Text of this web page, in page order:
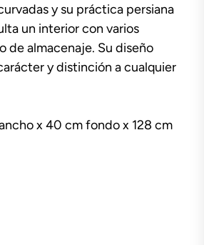
y su práctica persiana
un interior con varios
de almacenaje. Su diseño
y distinción a cualquier
x 40 cm fondo x 128 cm